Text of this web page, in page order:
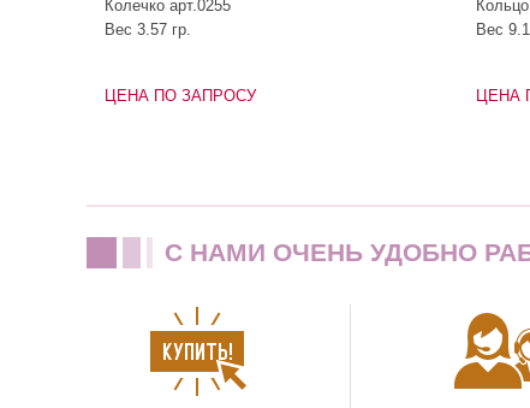
Колечко арт.0255
Вес 3.57 гр.
ЦЕНА ПО ЗАПРОСУ
Вес
ЦЕНА
C НАМИ ОЧЕНЬ УДОБНО